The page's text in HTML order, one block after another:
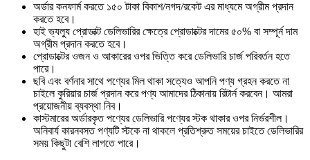
অর্ডার কনফার্ম করতে ১৫০ টাকা বিকাশ/নগদ/রকেট এর মাধ্যমে অগ্রীম প্রদান
করতে হবে।
হাই ভ্যল্যু প্রোডাক্ট ডেলিভারির ক্ষেত্রে প্রোডাক্টের দামের ৫০% বা সম্পূর্ন দাম
অগ্রীম প্রদান করতে হবে।
প্রোডাক্টের ওজন ও আকারের ওপর ভিত্তি করে ডেলিভারি চার্জ পরিবর্তন হতে
পারে।
ছবি এবং বর্ণনার সাথে পণ্যের মিল থাকা সত্যেও আপনি পণ্য গ্রহন করতে না
চাইলে কুরিয়ার চার্জ প্রদান করে পণ্য আমাদের ঠিকানায় রিটার্ন করবেন। আমরা
প্রয়োজনীয় ব্যবস্থা নিব।
কাস্টমারের অর্ডারকৃত পণ্যের ডেলিভারি পণ্যের স্টক থাকার ওপর নির্ভরশীল।
অনিবার্য কারনবসত পণ্যটি স্টকে না থাকলে প্রতিশ্রুত সময়ের চাইতে ডেলিভারির
সময় কিছুটা বেশি লাগতে পারে।